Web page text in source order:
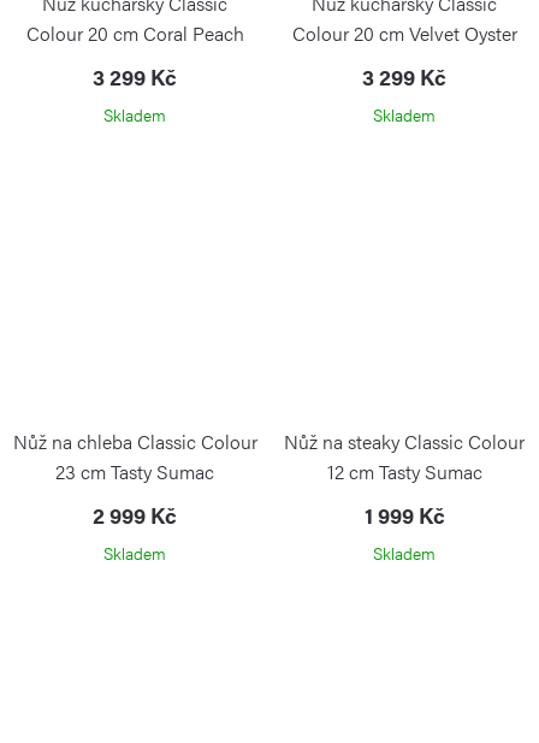
Colour 20 cm Coral Peach
3 299 Kč
Skladem
Colour 20 cm Velvet Oyster
3 299 Kč
Skladem
Nůž na chleba Classic Colour
23 cm Tasty Sumac
2 999 Kč
Skladem
Nůž na steaky Classic Colour
12 cm Tasty Sumac
1 999 Kč
Skladem